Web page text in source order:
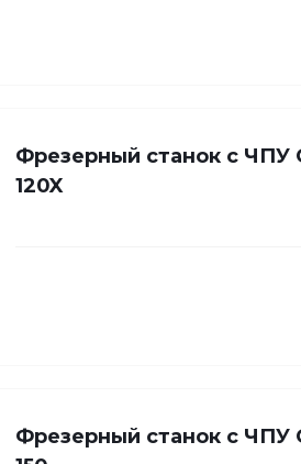
Фрезерный станок с ЧПУ
120X
Фрезерный станок с ЧПУ